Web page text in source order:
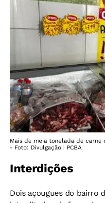
Mais de meia tonelada de
- Foto: Divulgação | PCBA
Interdições
Dois açougues do bairro